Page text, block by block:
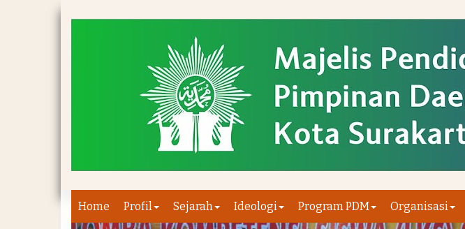
Home Profil Sejarah Ideologi Program PDM Organisasi